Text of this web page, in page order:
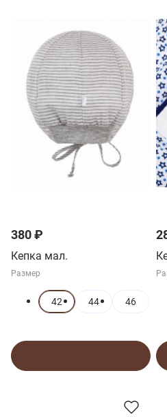
380 ₽
Кепка мал.
Размер
42 44 46